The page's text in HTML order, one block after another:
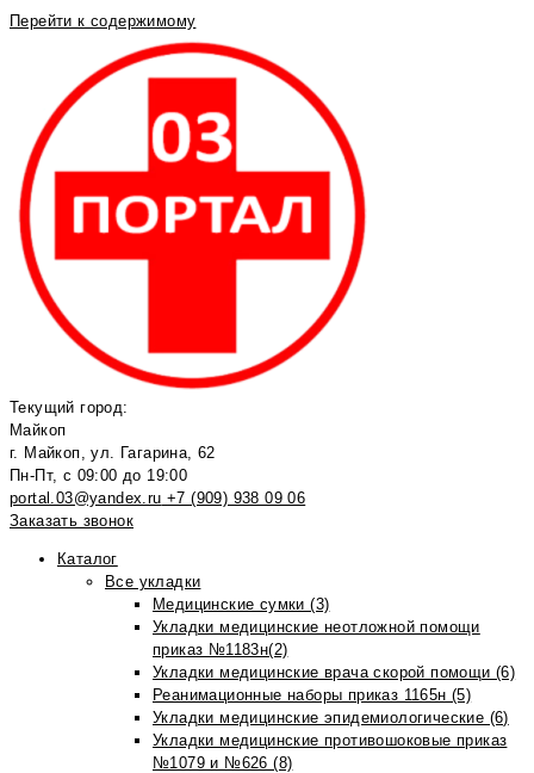
Перейти к содержимому
Текущий город:
Майкоп
г. Майкоп, ул. Гагарина, 62
Пн-Пт, с 09:00 до 19:00
portal.03@yandex.ru +7 (909) 938 09 06
Заказать звонок
Каталог
Все укладки
Медицинские сумки (3)
Укладки медицинские неотложной помощи
приказ №1183н(2)
Укладки медицинские врача скорой помощи (6)
Реанимационные наборы приказ 1165н (5)
Укладки медицинские эпидемиологические (6)
Укладки медицинские противошоковые приказ
№1079 и №626 (8)